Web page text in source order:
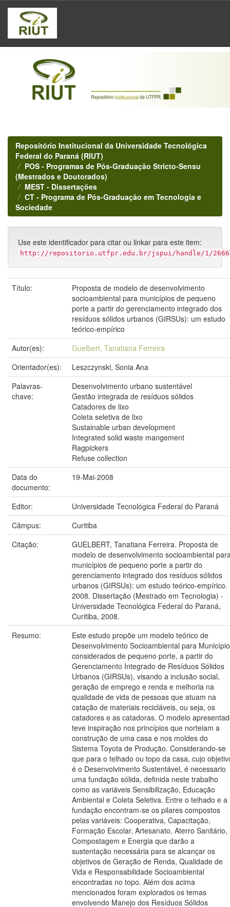
Skip
navigation
Repositório Institucional da Universidade Tecnológica
Federal do Paraná (RIUT)
POS - Programas de Pós-Graduação Stricto-Sensu
(Mestrados e Doutorados)
MEST - Dissertações
CT - Programa de Pós-Graduação em Tecnologia e
Sociedade
Use este identificador para citar ou linkar para este item:
http://repositorio.utfpr.edu.br/jspui/handle/1/
Título:
Proposta de modelo de desenvolvimento
socioambiental para municípios de pequeno
porte a partir do gerenciamento integrado dos
resíduos sólidos urbanos (GIRSUs): um estudo
teórico-empírico
Autor(es):
Guelbert, Tanatiana Ferreira
Orientador(es):
Leszczynski, Sonia Ana
Palavras-
chave:
Desenvolvimento urbano sustentável
Gestão integrada de resíduos sólidos
Catadores de lixo
Coleta seletiva de lixo
Sustainable urban development
Integrated solid waste mangement
Ragpickers
Refuse collection
Data do
documento:
19-Mai-2008
Editor:
Universidade Tecnológica Federal do Paraná
Câmpus:
Curitiba
Citação:
GUELBERT, Tanatiana Ferreira. Proposta de
modelo de desenvolvimento socioambiental
municípios de pequeno porte a partir do
gerenciamento integrado dos resíduos sólidos
urbanos (GIRSUs): um estudo teórico-empírico.
2008. Dissertação (Mestrado em Tecnologia) -
Universidade Tecnológica Federal do Paraná,
Curitiba, 2008.
Resumo:
Este estudo propõe um modelo teórico de
Desenvolvimento Socioambiental para
considerados de pequeno porte, a partir do
Gerenciamento Integrado de Resíduos Sólidos
Urbanos (GIRSUs), visando a inclusão social,
geração de emprego e renda e melhoria na
qualidade de vida de pessoas que atuam na
catação de materiais recicláveis, ou seja, os
catadores e as catadoras. O modelo
teve inspiração nos princípios que norteiam a
construção de uma casa e nos moldes do
Sistema Toyota de Produção. Considerando-se
que para o telhado ou topo da casa, cujo
é o Desenvolvimento Sustentável, é necessario
uma fundação sólida, definida neste trabalho
como as variáveis Sensibilização, Educação
Ambiental e Coleta Seletiva. Entre o telhado e a
fundação encontram-se os pilares compostos
pelas variáveis: Cooperativa, Capacitação,
Formação Escolar, Artesanato, Aterro Sanitário,
Compostagem e Energia que darão a
sustentação necessária para se alcançar os
objetivos de Geração de Renda, Qualidade de
Vida e Responsabilidade Socioambiental
encontradas no topo. Além dos acima
mencionados foram explorados os temas
envolvendo Manejo dos Resíduos Sólidos